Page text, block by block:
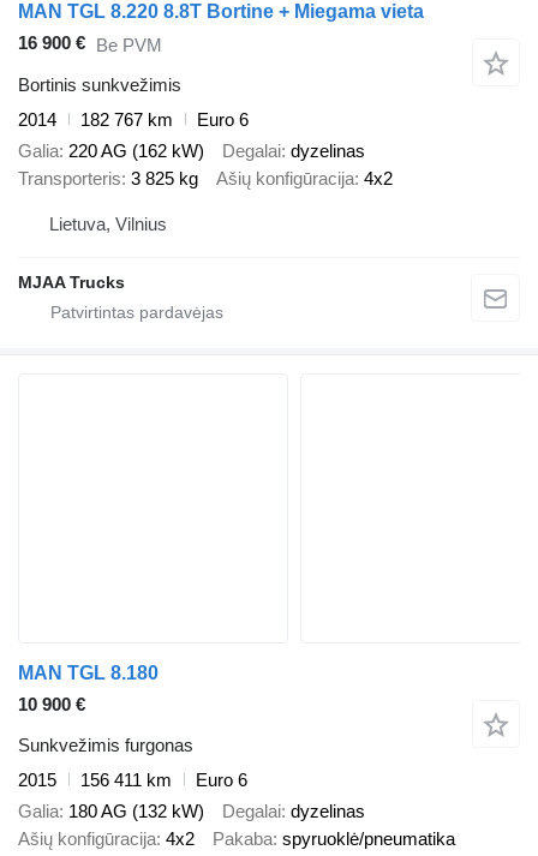
MAN TGL 8.220 8.8T Bortine + Miegama vieta
16 900 € Be PVM
Bortinis sunkvežimis
2014
182 767 km
Euro 6
Galia 220 AG (162 kW) Degalai dyzelinas
Transporteris 3 825 kg Ašių konfigūracija 4x2
Lietuva, Vilnius
MJAA Trucks
MAN TGL 8.180
10 900 €
Sunkvežimis furgonas
2015
156 411 km
Euro 6
Galia 180 AG (132 kW) Degalai dyzelinas
Ašių konfigūracija 4x2 Pakaba spyruoklė/pneumatika